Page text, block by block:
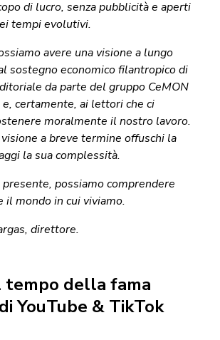
di lucro, senza pubblicità e aperti
tempi evolutivi.
avere una visione a lungo
sostegno economico filantropico di
da parte del gruppo CeMON
certamente, ai lettori che ci
moralmente il nostro lavoro.
a breve termine offuschi la
la sua complessità.
possiamo comprendere
il mondo in cui viviamo.
direttore.
tempo della fama
YouTube & TikTok